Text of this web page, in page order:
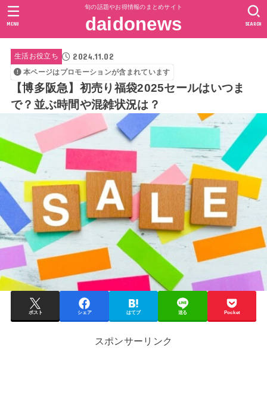
旬の話題やお得情報のまとめサイト
daidonews SEARCH
MENU
生活お役立ち 2024.11.02
本ページはプロモーションが含まれています
【博多阪急】初売り福袋2025セールはいつま
で？並ぶ時間や混雑状況は？
ポスト シェア はてブ 送る Pocket
スポンサーリンク